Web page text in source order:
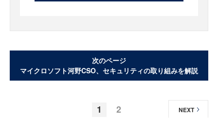
次のページ
マイクロソフト河野CSO、セキュリティの取り組みを解説
1 2 NEXT